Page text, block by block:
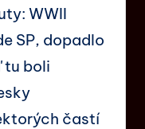
WWII
SP, dopadlo
tu boli
častí